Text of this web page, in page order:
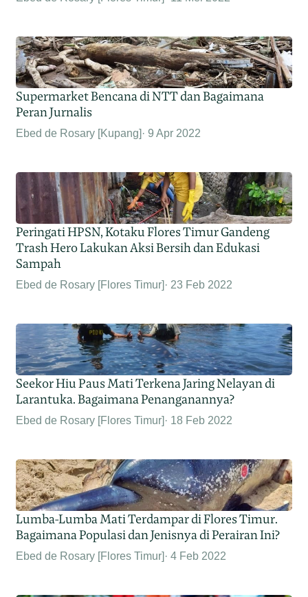
Supermarket Bencana di NTT dan Bagaimana
Peran Jurnalis
Ebed de Rosary [Kupang] 9 Apr 2022
Peringati HPSN, Kotaku Flores Timur Gandeng
Trash Hero Lakukan Aksi Bersih dan Edukasi
Sampah
Ebed de Rosary [Flores Timur] 23 Feb 2022
Seekor Hiu Paus Mati Terkena Jaring Nelayan di
Larantuka. Bagaimana Penanganannya?
Ebed de Rosary [Flores Timur] 18 Feb 2022
Lumba-Lumba Mati Terdampar di Flores Timur.
Bagaimana Populasi dan Jenisnya di Perairan Ini?
Ebed de Rosary [Flores Timur] 4 Feb 2022